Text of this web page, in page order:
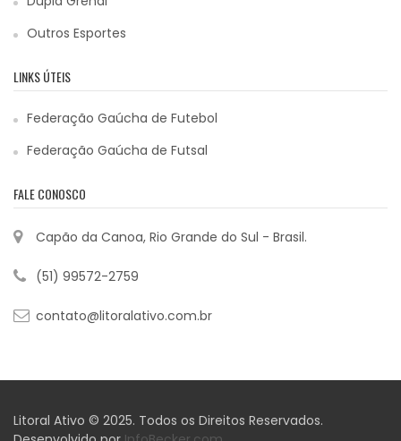
Outros Esportes
LINKS ÚTEIS
Federação Gaúcha de Futebol
Federação Gaúcha de Futsal
FALE CONOSCO
Capão da Canoa, Rio Grande do Sul - Brasil.
(51) 99572-2759
contato@litoralativo.com.br
Litoral Ativo © 2025. Todos os Direitos Reservados.